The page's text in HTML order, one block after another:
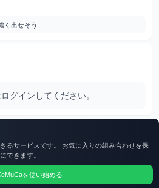
く出せそう
グインしてください。
るサービスです。 お気に入りの組み合わせを保
できます。
を使い始める